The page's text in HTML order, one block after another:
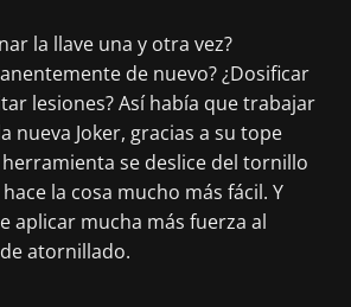
la llave una y otra vez?
de nuevo? ¿Dosificar
lesiones? Así había que trabajar
nueva Joker, gracias a su tope
se deslice del tornillo
la cosa mucho más fácil. Y
aplicar mucha más fuerza al
atornillado.